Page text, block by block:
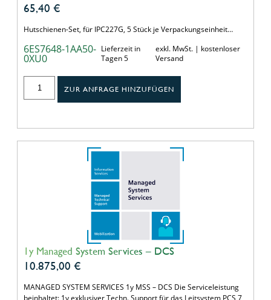
65,40 €
Hutschienen-Set, für IPC227G, 5 Stück je Verpackungseinheit…
6ES7648-1AA50-
0XU0
Lieferzeit in
Tagen 5
exkl. MwSt. | kostenloser
Versand
ZUR ANFRAGE HINZUFÜGEN
1y Managed System Services – DCS
10.875,00 €
MANAGED SYSTEM SERVICES 1y MSS – DCS Die Serviceleistung
beinhaltet: 1y exklusiver Techn. Support für das Leitsystem PCS 7